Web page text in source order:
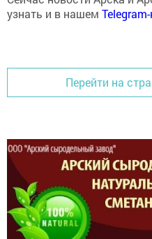
узнать и в нашем
Перейти на